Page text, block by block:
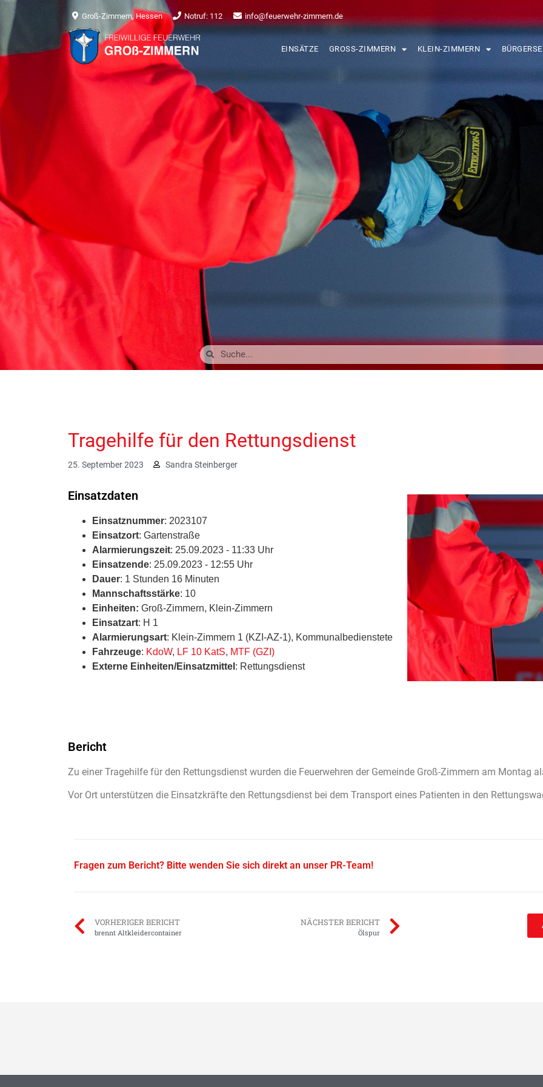
Groß-Zimmern, Hessen Notruf: 112 info@feuerwehr-zimmern.de
EINSÄTZE GROSS-ZIMMERN KLEIN-ZIMMERN
Tragehilfe für den Rettungsdienst
25. September 2023 Sandra Steinberger
Einsatzdaten
Einsatznummer: 2023107
Einsatzort: Gartenstraße
Alarmierungszeit: 25.09.2023 - 11:33 Uhr
Einsatzende: 25.09.2023 - 12:55 Uhr
Dauer: 1 Stunden 16 Minuten
Mannschaftsstärke: 10
Einheiten: Groß-Zimmern, Klein-Zimmern
Einsatzart: H 1
Alarmierungsart: Klein-Zimmern 1 (KZI-AZ-1), Kommunalbedienstete
Fahrzeuge: KdoW, LF 10 KatS, MTF (GZI)
Externe Einheiten/Einsatzmittel : Rettungsdienst
Bericht
Zu einer Tragehilfe für den Rettungsdienst wurden die Feuerwehren der Gemeinde Groß-Zimmern am Montag
Vor Ort unterstützen die Einsatzkräfte den Rettungsdienst bei dem Transport eines Patienten in den
Fragen zum Bericht? Bitte wenden Sie sich direkt an unser PR-Team!
VORHERIGER BERICHT
brennt Altkleidercontainer
NÄCHSTER BERICHT
Ölspur